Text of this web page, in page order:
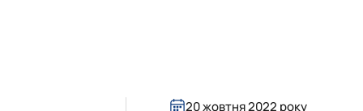
20 жовтня 2022 року